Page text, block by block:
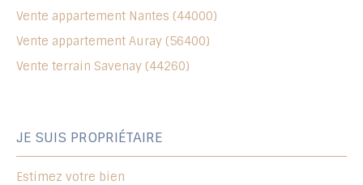
Vente appartement Nantes (44000)
Vente appartement Auray (56400)
Vente terrain Savenay (44260)
JE SUIS PROPRIÉTAIRE
Estimez votre bien